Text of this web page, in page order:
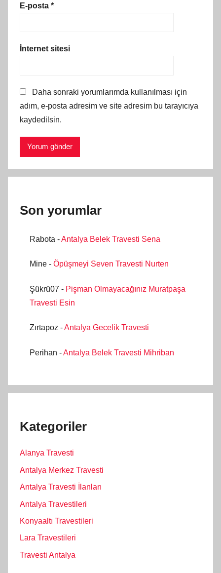
E-posta *
İnternet sitesi
Daha sonraki yorumlarımda kullanılması için
adım, e-posta adresim ve site adresim bu tarayıcıya
kaydedilsin.
Son yorumlar
Rabota -Antalya Belek Travesti Sena
Mine - Öpüşmeyi Seven Travesti Nurten
Şükrü07 - Pişman Olmayacağınız Muratpaşa
Travesti Esin
Zırtapoz -Antalya Gecelik Travesti
Perihan -Antalya Belek Travesti Mihriban
Kategoriler
Alanya Travesti
Antalya Merkez Travesti
Antalya Travesti İlanları
Antalya Travestileri
Konyaaltı Travestileri
Lara Travestileri
Travesti Antalya